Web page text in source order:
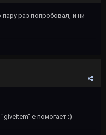
раз попробовал, и ни
е помогает ;)